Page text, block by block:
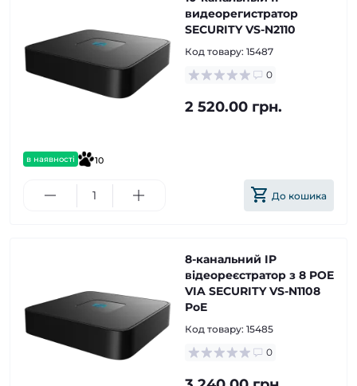
в наявності 10
видеорегистратор
SECURITY VS-N2110
Код товару: 15487
0
2 520.00 грн.
До кошика
8-канальний IP
відеореєстратор з 8 POE
VIA SECURITY VS-N1108
PoE
Код товару: 15485
0